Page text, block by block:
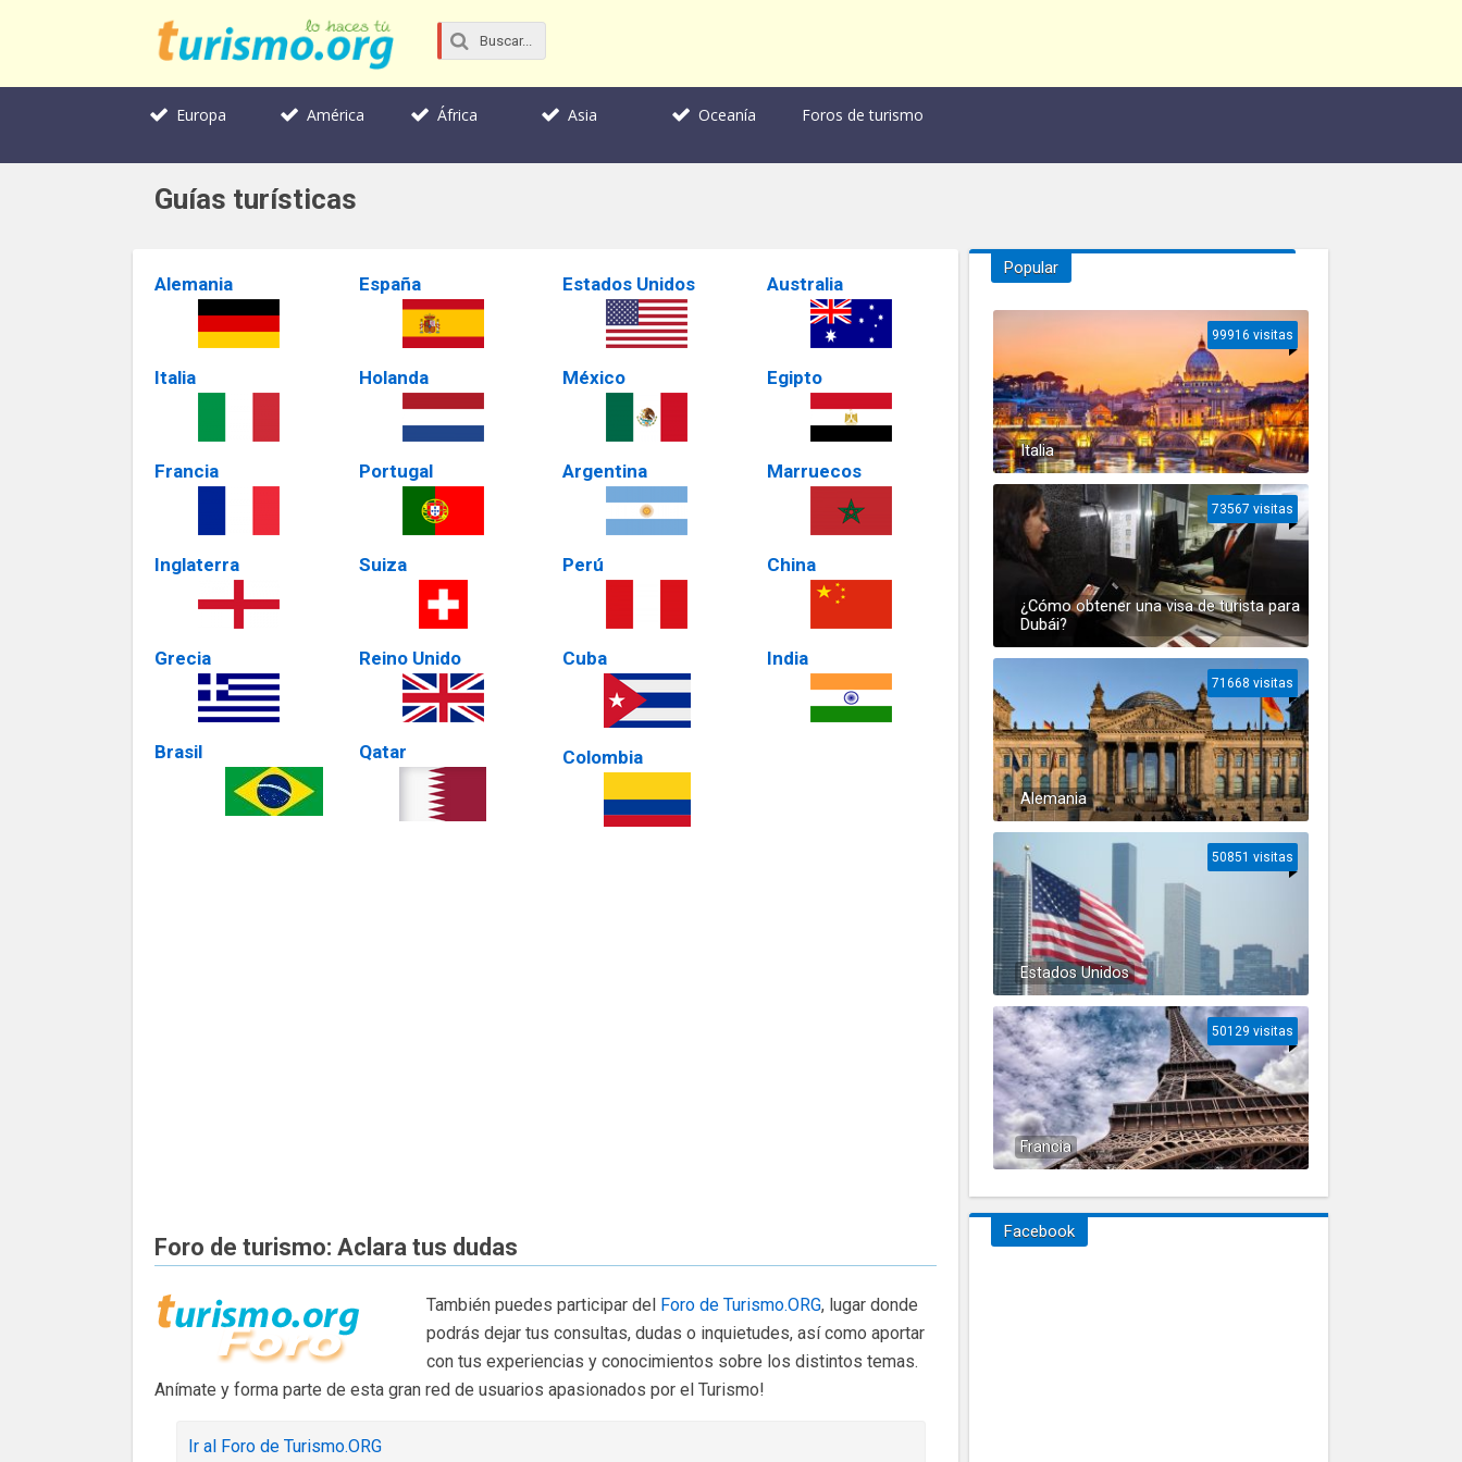
Europa América África Asia Oceanía Foros de turismo
Guías turísticas
Alemania
Italia
Francia
Inglaterra
Grecia
Brasil
España
Holanda
Portugal
Suiza
Reino Unido
Qatar
Estados Unidos
México
Argentina
Perú
Cuba
Colombia
Australia
Egipto
Marruecos
China
India
Foro de turismo: Aclara tus dudas
También puedes participar del Foro de Turismo.ORG, lugar donde
podrás dejar tus consultas, dudas o inquietudes, así como aportar
con tus experiencias y conocimientos sobre los distintos temas.
Anímate y forma parte de esta gran red de usuarios apasionados por el Turismo!
Ir al Foro de Turismo.ORG
Popular
Italia
99916 visitas
¿Cómo obtener una visa de turista para
Dubái?
73567 visitas
Alemania
71668 visitas
Estados Unidos
50851 visitas
Francia
50129 visitas
Facebook